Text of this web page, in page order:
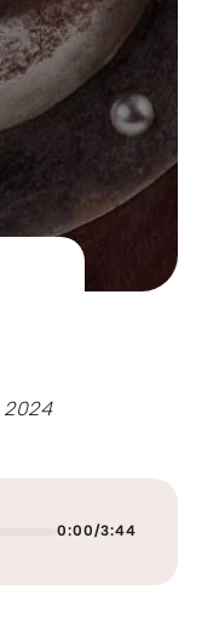
2024
0:00/3:44